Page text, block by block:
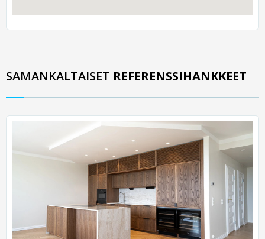
SAMANKALTAISET REFERENSSIHANKKEET